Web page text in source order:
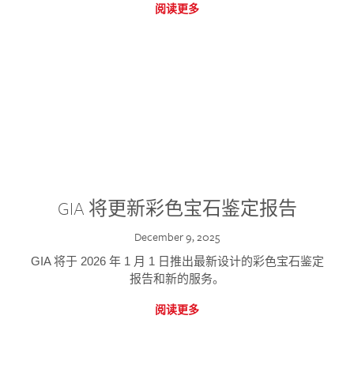
阅读更多
GIA 将更新彩色宝石鉴定报告
December 9, 2025
GIA 将于 2026 年 1 月 1 日推出最新设计的彩色宝石鉴定
报告和新的服务。
阅读更多